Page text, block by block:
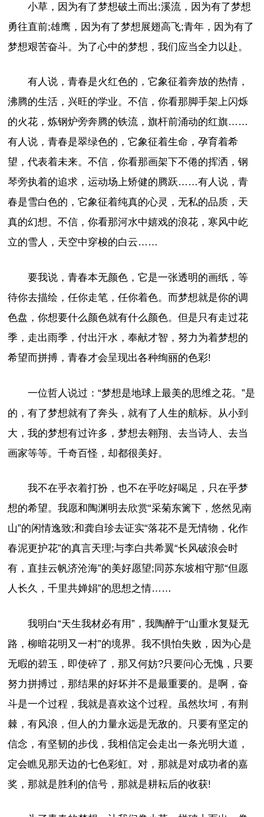
小草，因为有了梦想破土而出;溪流，因为有了梦想
勇往直前;雄鹰，因为有了梦想展翅高飞;青年，因为有了
梦想艰苦奋斗。为了心中的梦想，我们应当全力以赴。
有人说，青春是火红色的，它象征着奔放的热情，
沸腾的生活，兴旺的学业。不信，你看那脚手架上闪烁
的火花，炼钢炉旁奔腾的铁流，旗杆前涌动的红旗……
有人说，青春是翠绿色的，它象征着生命，孕育着希
望，代表着未来。不信，你看那画架下不倦的挥洒，钢
琴旁执着的追求，运动场上矫健的腾跃……有人说，青
春是雪白色的，它象征着纯真的心灵，无私的品质，天
真的幻想。不信，你看那河水中嬉戏的浪花，寒风中屹
立的雪人，天空中穿梭的白云……
要我说，青春本无颜色，它是一张透明的画纸，等
待你去描绘，任你走笔，任你着色。而梦想就是你的调
色盘，你想要什么颜色就有什么颜色。但是只有走过花
季，走出雨季，付出汗水，奉献才智，努力为着梦想的
希望而拼搏，青春才会呈现出各种绚丽的色彩!
一位哲人说过：“梦想是地球上最美的思维之花。”是
的，有了梦想就有了奔头，就有了人生的航标。从小到
大，我的梦想有过许多，梦想去翱翔、去当诗人、去当
画家等等。千奇百怪，却都很美好。
我不在乎衣着打扮，也不在乎吃好喝足，只在乎梦
想的希望。我愿和陶渊明去欣赏“采菊东篱下，悠然见南
山”的闲情逸致;和龚自珍去证实“落花不是无情物，化作
春泥更护花”的真言天理;与李白共希翼“长风破浪会时
有，直挂云帆济沧海”的美好愿望;同苏东坡相守那“但愿
人长久，千里共婵娟”的思想之情……
我明白“天生我材必有用”，我陶醉于“山重水复疑无
路，柳暗花明又一村”的境界。我不惧怕失败，因为心是
无暇的碧玉，即使碎了，那又何妨?只要问心无愧，只要
努力拼搏过，那结果的好坏并不是最重要的。是啊，奋
斗是一个过程，我就是喜欢这个过程。虽然坎坷，有荆
棘，有风浪，但人的力量永远是无敌的。只要有坚定的
信念，有坚韧的步伐，我相信定会走出一条光明大道，
定会瞧见那天边的七色彩虹。对，那就是对成功者的嘉
奖，那就是胜利的信号，那就是耕耘后的收获!